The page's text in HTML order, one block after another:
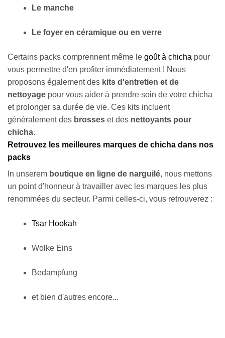
Le manche
Le foyer en céramique ou en verre
Certains packs comprennent même le goût à chicha pour
vous permettre d'en profiter immédiatement ! Nous
proposons également des kits d'entretien et de
nettoyage pour vous aider à prendre soin de votre chicha
et prolonger sa durée de vie. Ces kits incluent
généralement des brosses et des nettoyants pour
chicha.
Retrouvez les meilleures marques de chicha dans nos
packs
In unserem boutique en ligne de narguilé, nous mettons
un point d'honneur à travailler avec les marques les plus
renommées du secteur. Parmi celles-ci, vous retrouverez :
Tsar Hookah
Wolke Eins
Bedampfung
et bien d'autres encore...